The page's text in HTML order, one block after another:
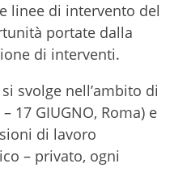
linee di intervento del
portate dalla
di interventi.
svolge nell’ambito di
17 GIUGNO, Roma) e
di lavoro
– privato, ogni